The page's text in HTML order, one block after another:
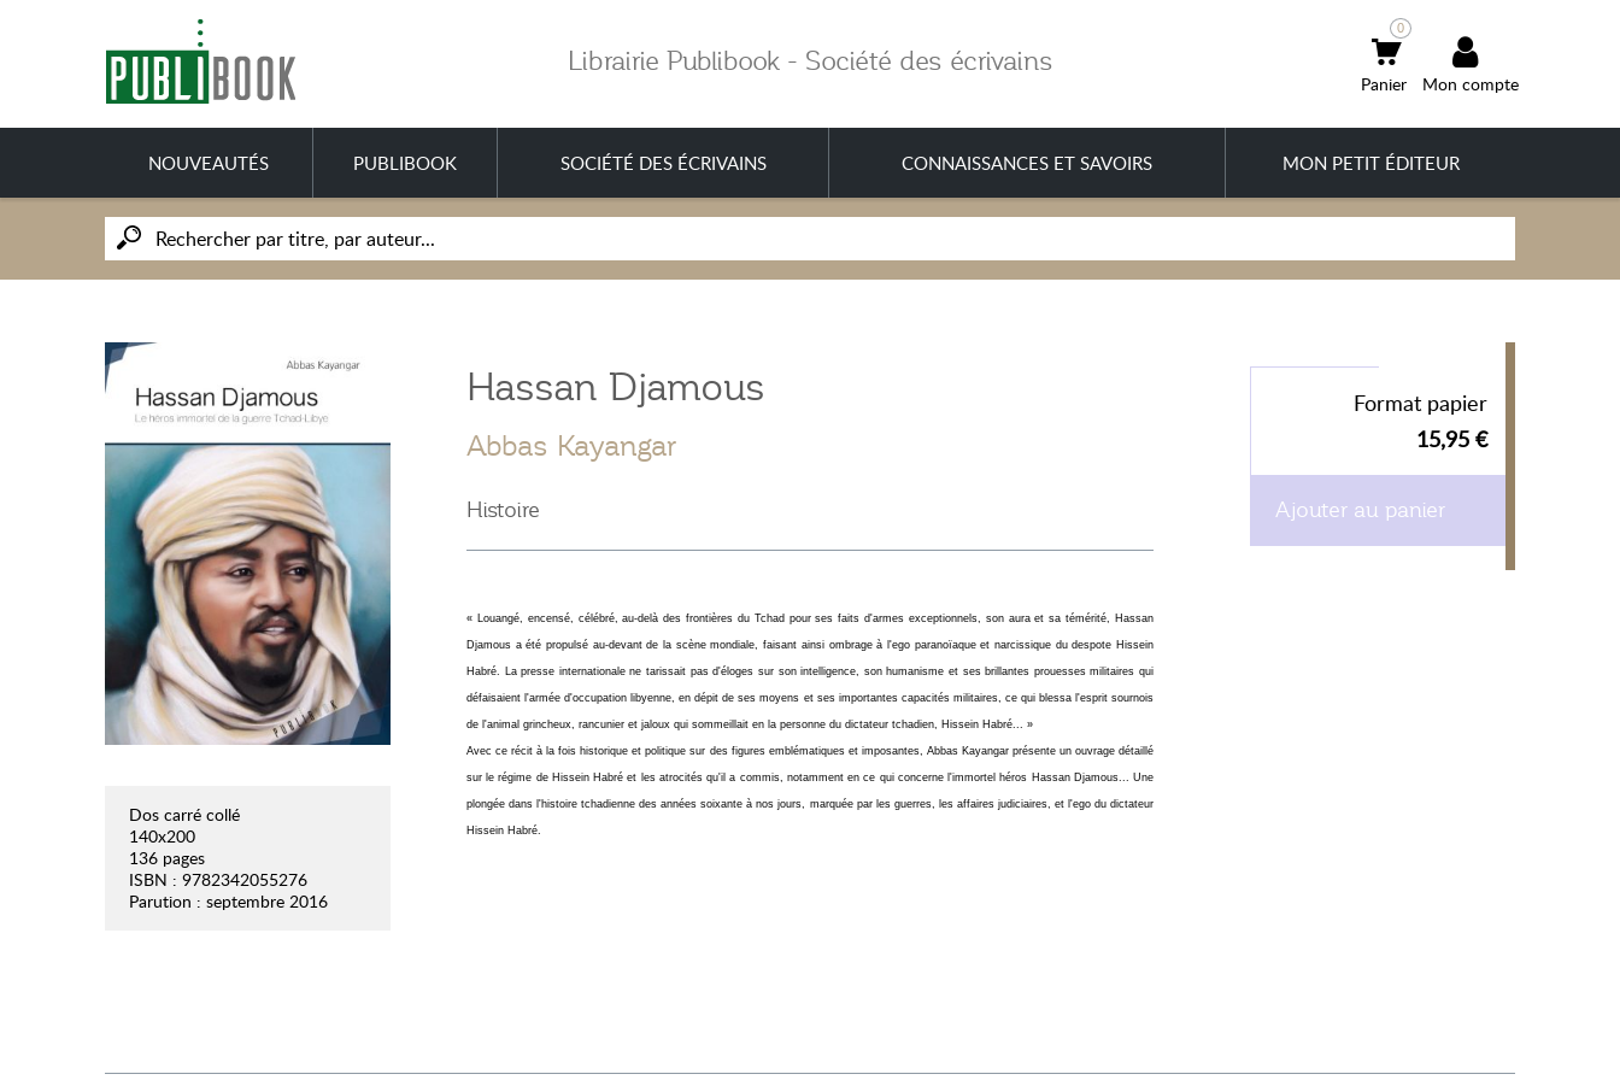
Librairie Publibook - Société des écrivains
Mon compte
0
NOUVEAUTÉS PUBLIBOOK SOCIÉTÉ DES ÉCRIVAINS CONNAISSANCES ET SAVOIRS MON PETIT ÉDITEUR
Dos carré collé
140x200
136 pages
ISBN : 9782342055276
Parution : septembre 2016
Hassan Djamous
Abbas Kayangar
Histoire
« Louangé, encensé, célébré, au-delà des frontières du Tchad pour ses faits d'armes exceptionnels, son aura et sa témérité, Hassan
Djamous a été propulsé au-devant de la scène mondiale, faisant ainsi ombrage à l'ego paranoïaque et narcissique du despote Hissein
Habré. La presse internationale ne tarissait pas d'éloges sur son intelligence, son humanisme et ses brillantes prouesses militaires qui
défaisaient l'armée d'occupation libyenne, en dépit de ses moyens et ses importantes capacités militaires, ce qui blessa l'esprit sournois
de l'animal grincheux, rancunier et jaloux qui sommeillait en la personne du dictateur tchadien, Hissein Habré... »
Avec ce récit à la fois historique et politique sur des figures emblématiques et imposantes, Abbas Kayangar présente un ouvrage détaillé
sur le régime de Hissein Habré et les atrocités qu'il a commis, notamment en ce qui concerne l'immortel héros Hassan Djamous... Une
plongée dans l'histoire tchadienne des années soixante à nos jours, marquée par les guerres, les affaires judiciaires, et l'ego du dictateur
Hissein Habré.
Format papier
15,95 €
Ajouter au panier